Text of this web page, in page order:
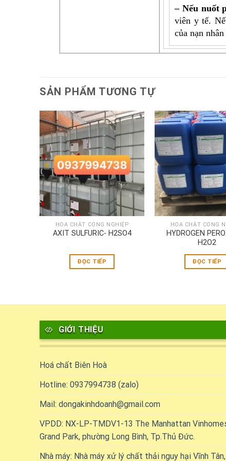
– Nếu nuốt
viên y tế.
của nạn
SẢN PHẨM TƯƠNG TỰ
HÓA CHẤT CÔNG NGHIỆP
AXIT SULFURIC- H2SO4
ĐỌC TIẾP
HÓA CHẤT CÔNG
HYDROGEN
H2O2
ĐỌC TIẾP
GIỚI THIỆU
Hoá chất Biên Hoà
Hotline: 0937994738 (zalo)
Mail: dongakinhdoanh@gmail.com
VPDD: NX-LP-TMDV1-13 The Manhattan
Grand Park, phường Long Bình, Tp.Thủ Đức.
Nhà máy: Nhà máy xử lý chất thải nguy hại Vĩnh Tân,